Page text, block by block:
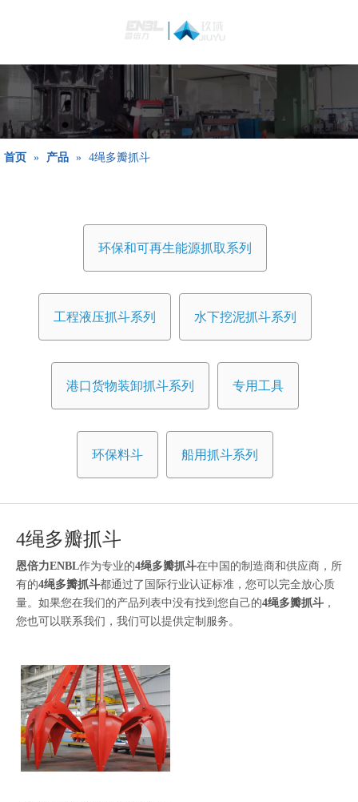
indonesia
日本語
Pусский
首页 » 产品 » 4绳多瓣抓斗
环保和可再生能源抓取系列
工程液压抓斗系列 水下挖泥抓斗系列
港口货物装卸抓斗系列 专用工具
环保料斗 船用抓斗系列
4绳多瓣抓斗
恩倍力ENBL作为专业的4绳多瓣抓斗在中国的制造商和供应商，所
有的4绳多瓣抓斗都通过了国际行业认证标准，您可以完全放心质
量。如果您在我们的产品列表中没有找到您自己的4绳多瓣抓斗 ，
您也可以联系我们，我们可以提供定制服务。